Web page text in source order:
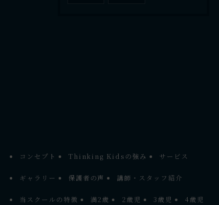
コンセプト Thinking Kidsの強み サービス
ギャラリー 保護者の声 講師・スタッフ紹介
当スクールの特徴 満2歳 2歳児 3歳児 4歳児